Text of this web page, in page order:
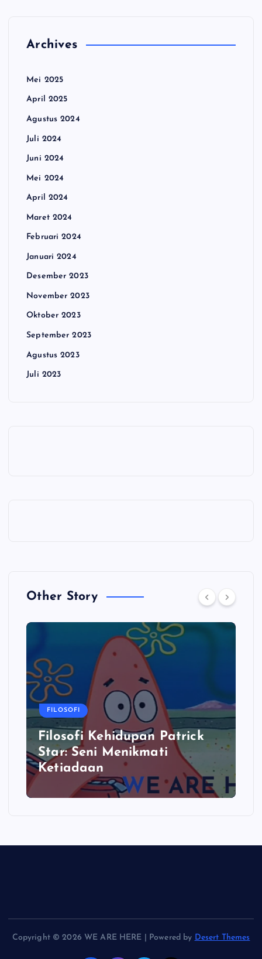
Archives
Mei 2025
April 2025
Agustus 2024
Juli 2024
Juni 2024
Mei 2024
April 2024
Maret 2024
Februari 2024
Januari 2024
Desember 2023
November 2023
Oktober 2023
September 2023
Agustus 2023
Juli 2023
Other Story
FILOSOFI
Filosofi Kehidupan Patrick
Star: Seni Menikmati
Ketiadaan
Copyright © 2026 WE ARE HERE | Powered by Desert Themes